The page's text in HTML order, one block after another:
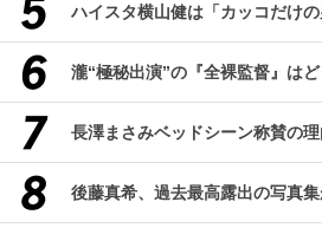
ハイスタ横山健は「カッコだけの
瀧“極秘出演”の『全裸監督』はど
長澤まさみベッドシーン称賛の
後藤真希、過去最高露出の写真